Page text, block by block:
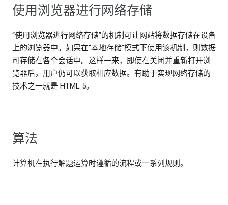
使用浏览器进行网络存储
“使用浏览器进行网络存储”的机制可让网站将数据存储在设备
上的浏览器中。如果在“本地存储”模式下使用该机制，则数据
可存储在各个会话中。这样一来，即使在关闭并重新打开浏
览器后，用户仍可以获取相应数据。有助于实现网络存储的
技术之一就是 HTML 5。
算法
计算机在执行解题运算时遵循的流程或一系列规则。